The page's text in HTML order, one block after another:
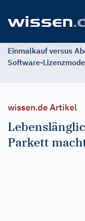
Einmalkauf versus
Software-
wissen.de Artikel
Parkett